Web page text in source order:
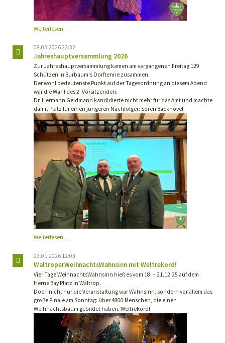
Weiterlesen …Kaiserball
2026
08.03.2026 22:32
Jahreshauptversammlung 2026
Zur Jahreshauptversammlung kamen am vergangenen Freitag 129
Schützen in Burbaum's Dorftenne zusammen.
Der wohl bedeutenste Punkt auf der Tagesordnung an diesem Abend
war die Wahl des 2. Vorsitzenden.
Dr. Hermann Geldmann kandidierte nicht mehr für das Amt und machte
damit Platz für einen jüngeren Nachfolger: Sören Backhove!
Weiterlesen …
03.01.2026 12:03
WaltroperWeihnachtsWahnsinn mit Weltrekord!
Vier Tage WeihnachtsWahnsinn hieß es vom 18. – 21.12.25 auf dem
Herne Bay Platz in Waltrop.
Doch nicht nur die Veranstaltung war Wahnsinn, sondern vor allem das
große Finale am Sonntag: über 4800 Menschen, die einen
Weihnachtsbaum gebildet haben. Weltrekord!